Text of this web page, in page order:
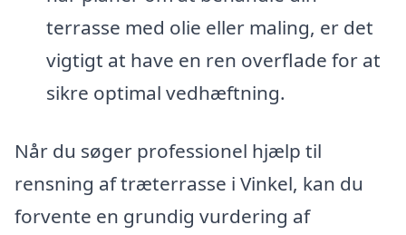
terrasse med olie eller maling, er det
vigtigt at have en ren overflade for at
sikre optimal vedhæftning.
Når du søger professionel hjælp til
rensning af træterrasse i Vinkel, kan du
forvente en grundig vurdering af